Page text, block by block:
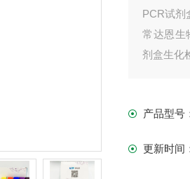
PCR试剂
常达恩生
剂盒生化
产品型号
更新时间